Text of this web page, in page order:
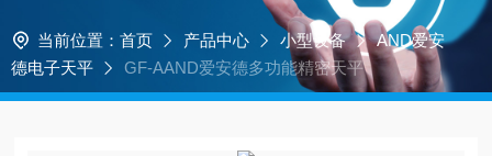
当前位置： 首页 产品中心 小型设备
AND爱安
德电子天平
GF-AAND爱安德多功能精密天平